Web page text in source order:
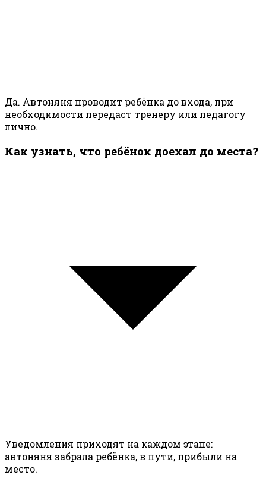
Да. Автоняня проводит ребёнка до входа, при
необходимости передаст тренеру или педагогу
лично.
Как узнать, что ребёнок доехал до места?
Уведомления приходят на каждом этапе:
автоняня забрала ребёнка, в пути, прибыли на
место.